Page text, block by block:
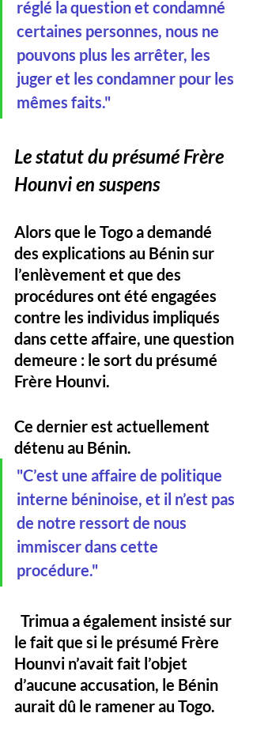
réglé la question et condamné
certaines personnes, nous ne
pouvons plus les arrêter, les
juger et les condamner pour les
mêmes faits."
Le statut du présumé Frère
Hounvi en suspens
Alors que le Togo a demandé
des explications au Bénin sur
l’enlèvement et que des
procédures ont été engagées
contre les individus impliqués
dans cette affaire, une question
demeure : le sort du présumé
Frère Hounvi.
Ce dernier est actuellement
détenu au Bénin.
"C’est une affaire de politique
interne béninoise, et il n’est pas
de notre ressort de nous
immiscer dans cette
procédure."
le fait que si le présumé Frère
Hounvi n’avait fait l’objet
d’aucune accusation, le Bénin
aurait dû le ramener au Togo.